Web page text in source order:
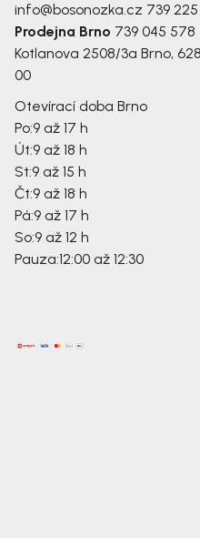
info@bosonozka.cz 739
Prodejna Brno 739 045 578
Kotlanova 2508/3a Brno, 628
00
Otevírací doba Brno
Po:9 až 17 h
Út:9 až 18 h
St:9 až 15 h
Čt:9 až 18 h
Pá:9 až 17 h
So:9 až 12 h
Pauza:12:00 až 12:30